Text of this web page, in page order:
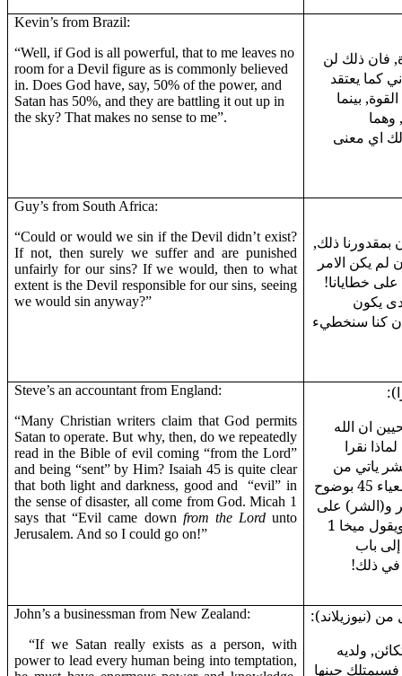
Kevin’s from Brazil:
“Well, if God is all powerful, that to me leaves no
room for a Devil figure as is commonly believed
in. Does God have, say, 50% of the power, and
Satan has 50%, and they are battling it out up in
the sky? That makes no sense to me”.
فان ذلك لن
كما يعتقد
50% من القوة, بينما
وهما
اي معنى
Guy’s from South Africa:
“Could or would we sin if the Devil didn’t exist?
If not, then surely we suffer and are punished
unfairly for our sins? If we would, then to what
extent is the Devil responsible for our sins, seeing
we would sin anyway?”
ذلك,
يكن الامر
خطايانا!
يكون
كنا سنخطيء
Steve’s an accountant from England:
“Many Christian writers claim that God permits
Satan to operate. But why, then, do we repeatedly
read in the Bible of evil coming “from the Lord”
and being “sent” by Him? Isaiah 45 is quite clear
that both light and darkness, good and
“evil” in
the sense of disaster, all come from God. Micah 1
says that “Evil came down from the Lordunto
Jerusalem. And so I could go on!”
ان الله
نقرا
ياتي من
الله, وانه يرسل الشر؟ يقول اشعياء 45 بوضوح
و(الشر) على
هيئة كوارث, يأتي من عند الله. ويقول ميخا 1
باب
في ذلك!
John’s a businessman from New Zealand:
“If we Satan really exists as a person, with
power to lead every human being into temptation,
(نيوزيلاند):
ولديه
فسيمتلك حينها